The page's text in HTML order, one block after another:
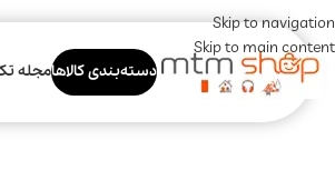
Skip to navigation
Skip to main content
دسته‌بندی کالاهامجله